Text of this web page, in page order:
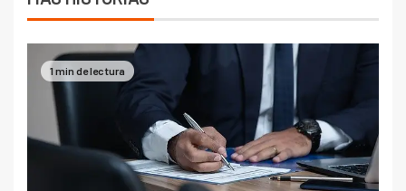
1 min de lectura